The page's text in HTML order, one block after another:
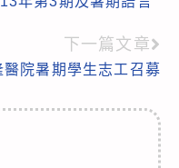
下一篇文章
院暑期學生志工召募